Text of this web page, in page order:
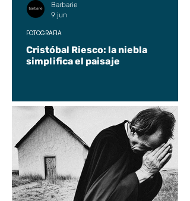
Cristóbal Riesco: la niebla
simplifica el paisaje
FOTOGRAFÍA
Barbarie
9 jun